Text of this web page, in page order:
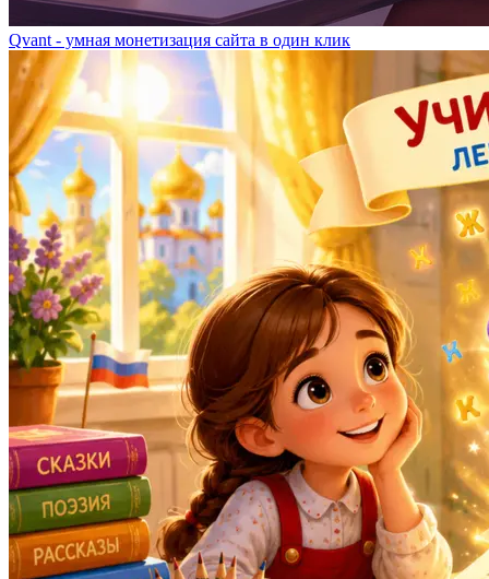
Qvant - умная монетизация сайта в один клик